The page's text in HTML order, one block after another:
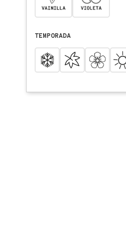
TEMPORADA